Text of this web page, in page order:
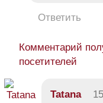
Ответить
Комментарий
посетителей
Tatana